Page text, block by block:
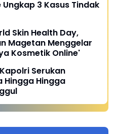
3 Kasus Tindak
Skin Health Day,
Magetan Menggelar
Kosmetik Online'
Serukan
Hingga Hingga